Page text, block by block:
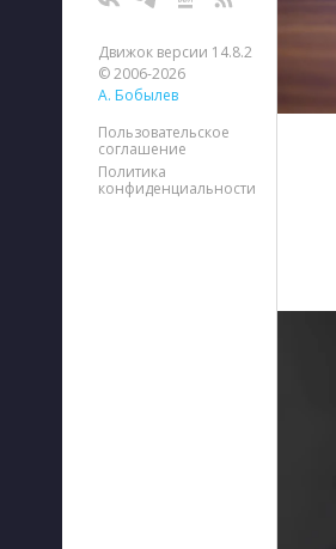
Движок версии 14.8.2
© 2006-2026
А. Бобылев
Пользовательское
соглашение
Политика
конфиденциальности